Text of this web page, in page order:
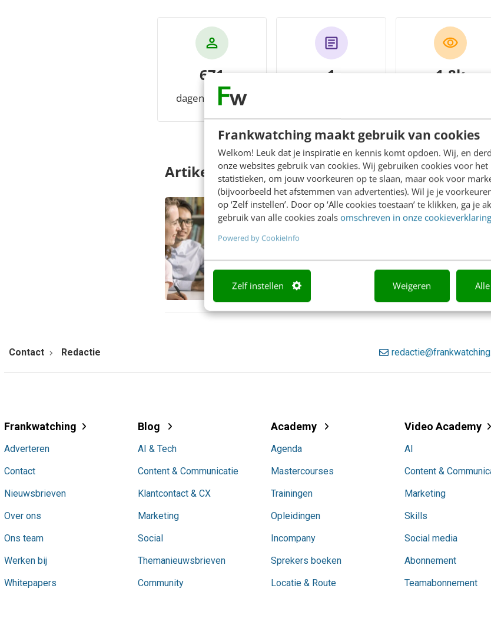
Frankwatching maakt gebruik van cookies
Welkom! Leuk dat je inspiratie en kennis komt opdoen. Wij, en
onze websites gebruik van cookies. Wij gebruiken cookies voor
statistieken, om jouw voorkeuren op te slaan, maar ook voor
(bijvoorbeeld het afstemmen van advertenties). Wil je je
op ‘Zelf instellen’. Door op ‘Alle cookies toestaan’ te klikken, ga je
gebruik van alle cookies zoals omschreven in onze cookieverklaring
Powered by CookieInfo
Zelf instellen Weigeren
671
dagen member
1 1.9k
Artikelen
Jouw dienst of product
Nederland omgaat met mensen met een
heleboel: 2 miljoen. Er valt veel te verbeteren aan
KLANTCONTACT & CX 10 oktober 2024
Contact Redactie
Frankwatching
Adverteren
Contact
Nieuwsbrieven
Over ons
Ons team
Werken bij
Whitepapers
Blog
AI & Tech
Content & Communicatie
Klantcontact & CX
Marketing
Social
Themanieuwsbrieven
Community
Academy
Agenda
Mastercourses
Trainingen
Opleidingen
Incompany
Sprekers boeken
Locatie & Route
Video Academy
AI
Content &
Marketing
Skills
Social media
Abonnement
Teamabonnement